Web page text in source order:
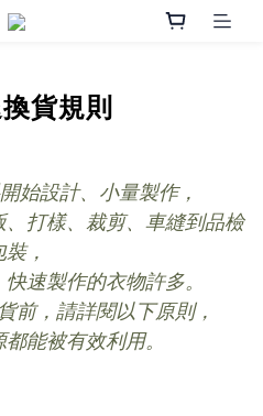
貨規則
始設計、小量製作，
打樣、裁剪、車縫到品檢
裝，
速製作的衣物許多。
前，請詳閱以下原則，
能被有效利用。